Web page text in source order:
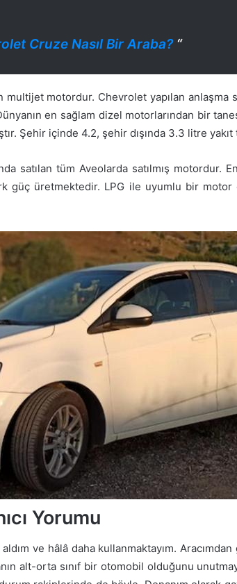
Cruze Nasıl Bir Araba?“
motordur. Chevrolet yapılan anlaşma
en sağlam dizel motorlarından bir
Şehir içinde 4.2, şehir dışında 3.3 litre
satılan tüm Aveolarda satılmış motordur.
güç üretmektedir. LPG ile uyumlu bir
Yorumu
aldım ve hâlâ daha kullanmaktayım.
alt-orta sınıf bir otomobil olduğunu